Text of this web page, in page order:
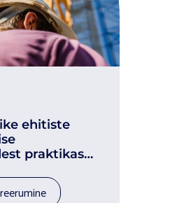
ehitiste
praktikas